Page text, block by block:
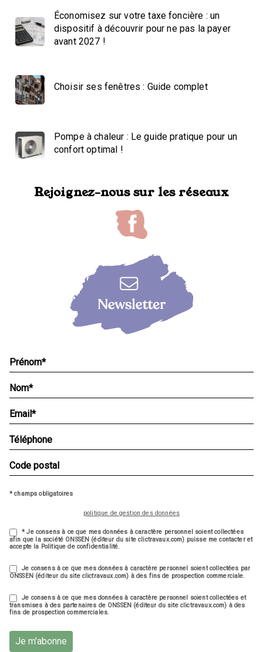
Économisez sur votre taxe foncière : un
dispositif à découvrir pour ne pas la payer
avant 2027 !
Choisir ses fenêtres : Guide complet
Pompe à chaleur : Le guide pratique pour un
confort optimal !
Rejoignez-nous sur les réseaux
* champs obligatoires
politique de gestion des données
* Je consens à ce que mes données à caractère personnel soient collectées
afin que la société ONSSEN (éditeur du site clictravaux.com) puisse me contacter et
accepte la Politique de confidentialité.
Je consens à ce que mes données à caractère personnel soient collectées par
ONSSEN (éditeur du site clictravaux.com) à des fins de prospection commerciale.
Je consens à ce que mes données à caractère personnel soient collectées et
transmises à des partenaires de ONSSEN (éditeur du site clictravaux.com) à des
fins de prospection commerciales.
Je m'abonne